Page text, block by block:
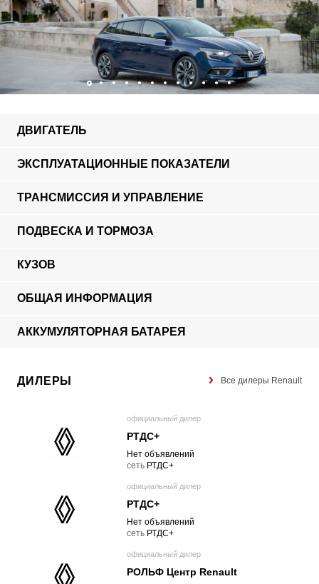
ДВИГАТЕЛЬ
ЭКСПЛУАТАЦИОННЫЕ ПОКАЗАТЕЛИ
ТРАНСМИССИЯ И УПРАВЛЕНИЕ
ПОДВЕСКА И ТОРМОЗА
КУЗОВ
ОБЩАЯ ИНФОРМАЦИЯ
АККУМУЛЯТОРНАЯ БАТАРЕЯ
ДИЛЕРЫ Все дилеры Renault
официальный дилер
РТДС+
Нет объявлений
cеть РТДС+
официальный дилер
РТДС+
Нет объявлений
cеть РТДС+
официальный дилер
РОЛЬФ Центр Renault